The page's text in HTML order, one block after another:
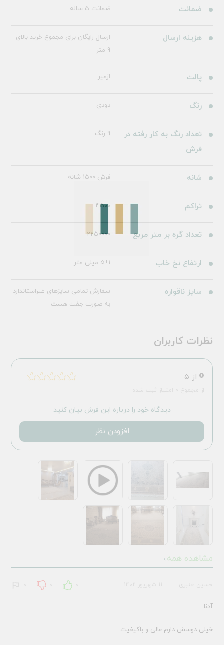
ضمانت ضمانت 5 ساله
هزینه ارسال
ارسال رایگان برای مجموع خرید بالای
9 متر
پالت ازمیر
رنگ دودی
تعداد رنگ به کار رفته در
فرش
9 رنگ
شانه فرش 1500 شانه
تراکم 4500
تعداد گره بر متر مربع 2250000
ارتفاع نخ خاب 5±1 میلی متر
سایز ناقواره
سفارش تمامی سایزهای غیراستاندارد
به صورت جفت هست
نظرات کاربران
0 از 5
دیدگاه خود را درباره این فرش بیان کنید
افزودن نظر
مشاهده همه
آدنا
خیلی دوسش دارم.عالی و باکیفیت